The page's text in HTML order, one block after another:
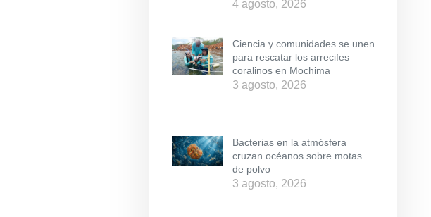
4 agosto, 2026
Ciencia y comunidades se unen
para rescatar los arrecifes
coralinos en Mochima
3 agosto, 2026
Bacterias en la atmósfera
cruzan océanos sobre motas
de polvo
3 agosto, 2026